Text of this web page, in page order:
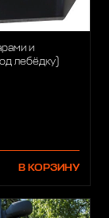
и
лебёдку)
В КОРЗИНУ